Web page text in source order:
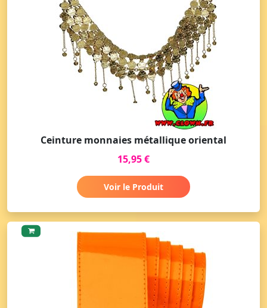
Ceinture monnaies métallique oriental
15,95 €
Voir le Produit